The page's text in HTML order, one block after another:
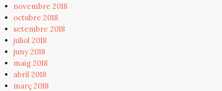
novembre 2018
octubre 2018
setembre 2018
juliol 2018
juny 2018
maig 2018
abril 2018
març 2018